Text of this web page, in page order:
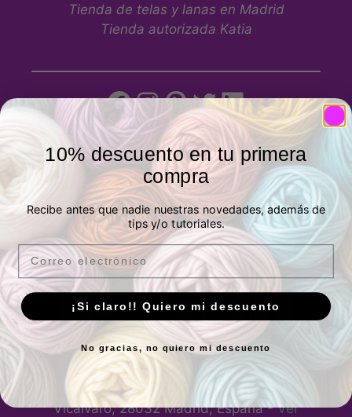
Tienda de telas y lanas en Madrid
Tienda autorizada Katia
Tienda física
P.º de los Artilleros, 21 Posterior, Local 1,
Vicálvaro, 28032 Madrid, España -Ver
10% descuento en tu primera
compra
Recibe antes que nadie nuestras novedades, además de
tips y/o tutoriales.
Email
¡Si claro!! Quiero mi descuento
No gracias, no quiero mi descuento